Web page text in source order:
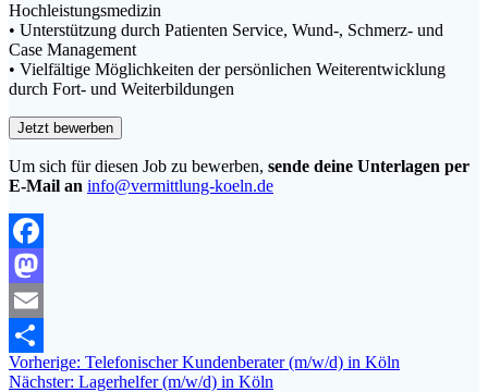
Hochleistungsmedizin
• Unterstützung durch Patienten Service, Wund-, Schmerz- und
Case Management
• Vielfältige Möglichkeiten der persönlichen Weiterentwicklung
durch Fort- und Weiterbildungen
Um sich für diesen Job zu bewerben, sende deine Unterlagen per
E-Mail an info@vermittlung-koeln.de
Facebook
Mastodon
Email
Teilen
Beitragsnavigation
Vorherige: Vorheriger
Beitrag:
Telefonischer Kundenberater (m/w/d) in Köln
Nächster: Nächster
Lagerhelfer (m/w/d) in Köln